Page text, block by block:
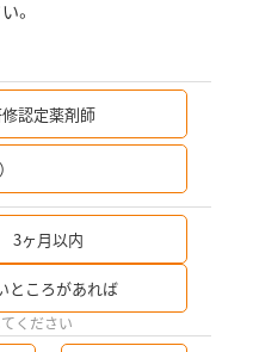
。
認定薬剤師
3ヶ月以内
ところがあれば
ください